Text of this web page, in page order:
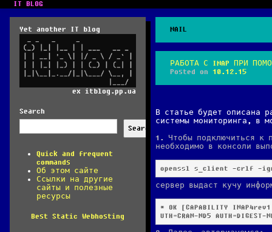
IT BLOG
Yet another IT blog
ex itblog.pp.ua
Search
Search
Quick and frequent
commands
Об этом сайте
Ссылки на другие
сайты и полезные
ресурсы
Best Static Webhosting
MAIL
РАБОТА С IMAP ПРИ
Posted on 10.12.15
В статье будет описана
системы мониторинга, в
1. Чтобы подключиться к
необходимо в консоли
openssl s_client -crlf -
сервер выдаст кучу
* OK [CAPABILITY IMAP4rev1
UTH=CRAM-MD5 AUTH=DIGEST-